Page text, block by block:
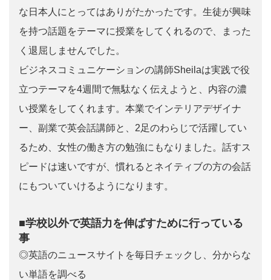
な日本人にとってはありがたかったです。生徒が興味
を持つ話題をテーマに授業をしてくれるので、まった
く退屈しませんでした。
ビジネスコミュニケーションの講師Sheilaは実践で役
立つテーマを4週間で無駄なく伝えようと、内容の濃
い授業をしてくれます。本業でインテリアデザイナ
ー、副業で英会話講師と、2足のわらじで活躍してい
るため、女性の働き方の勉強にもなりました。話すス
ピードは速いですが、慣れるとネイティブの方の会話
にもついていけるようになります。
■学校以外で英語力を伸ばすために行っている
事
◎英語のニュースサイトを毎日チェックし、分からな
い単語を調べる